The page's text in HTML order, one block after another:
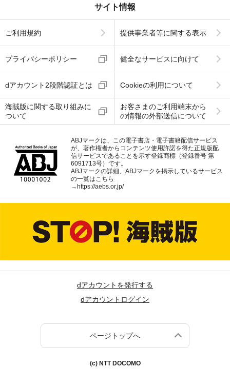
サイト情報
ご利用規約 提供事業者等に関する表示
プライバシーポリシー 健全なサービスに向けて
dアカウント2段階認証とは Cookieの利用について
海賊版に関する取り組みに
ついて
お客さまのご利用端末から
の情報の外部送信について
ABJマークは、この電子書店・電子書籍配信サービス
が、著作権者からコンテンツ使用許諾を得た正規版配
信サービスであることを示す登録商標（登録番号 第
6091713号）です。
ABJマークの詳細、ABJマークを掲示しているサービス
の一覧はこちら
→ https://aebs.or.jp/
dアカウントを発行する
dアカウントログイン
ページトップへ
(c) NTT DOCOMO